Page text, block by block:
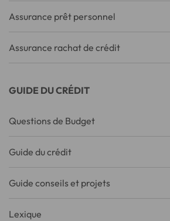
Assurance prêt personnel
Assurance rachat de crédit
GUIDE DU CRÉDIT
Questions de Budget
Guide du crédit
Guide conseils et projets
Lexique